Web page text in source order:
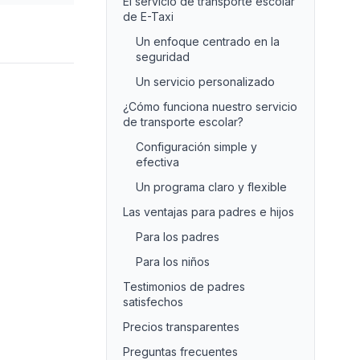
de E-Taxi
Un enfoque centrado en la
seguridad
Un servicio personalizado
¿Cómo funciona nuestro servicio
de transporte escolar?
Configuración simple y
efectiva
Un programa claro y flexible
Las ventajas para padres e hijos
Para los padres
Para los niños
Testimonios de padres
satisfechos
Precios transparentes
Preguntas frecuentes